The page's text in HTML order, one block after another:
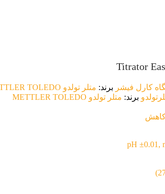
بمبو نمونه گیری
آزمایشگاهی
کارل فیشر برند: متلر تولدو METTLER TOLEDO
برند: متلر تولدو METTLER TOLEDO
pH ±0.01,